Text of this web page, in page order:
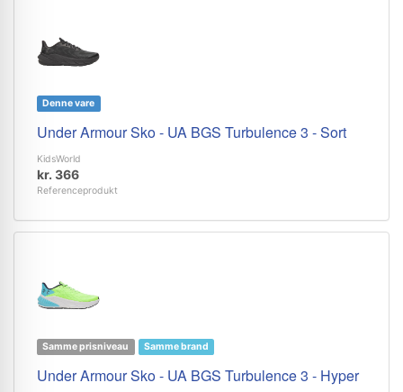
Denne vare
Under Armour Sko - UA BGS Turbulence 3 - Sort
KidsWorld
kr. 366
Referenceprodukt
Samme prisniveau Samme brand
Under Armour Sko - UA BGS Turbulence 3 - Hyper